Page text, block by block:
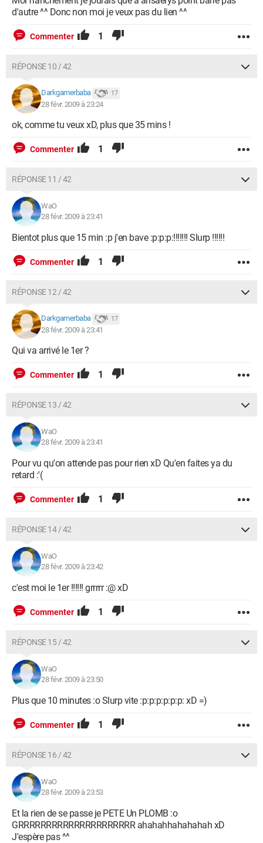
d'autre ^^ Donc non moi je veux pas du lien ^^
Commenter 1
RÉPONSE 10 / 42
Darkgamerbaba 17
28 févr. 2009 à 23:24
ok, comme tu veux xD, plus que 35 mins !
Commenter 1
RÉPONSE 11 / 42
WaO
28 févr. 2009 à 23:41
Bientot plus que 15 min :p j'en bave :p:p:p:!!!!!!! Slurp !!!!!!
Commenter 1
RÉPONSE 12 / 42
Darkgamerbaba 17
28 févr. 2009 à 23:41
Qui va arrivé le 1er ?
Commenter 1
RÉPONSE 13 / 42
WaO
28 févr. 2009 à 23:41
Pour vu qu'on attende pas pour rien xD Qu'en faites ya du
retard :'(
Commenter 1
RÉPONSE 14 / 42
WaO
28 févr. 2009 à 23:42
c'est moi le 1er !!!!!! grrrrr :@ xD
Commenter 1
RÉPONSE 15 / 42
WaO
28 févr. 2009 à 23:50
Plus que 10 minutes :o Slurp vite :p:p:p:p:p:p: xD =)
Commenter 1
RÉPONSE 16 / 42
WaO
28 févr. 2009 à 23:53
Et la rien de se passe je PETE Un PLOMB :o
GRRRRRRRRRRRRRRRRRRRRR ahahahhahahahah xD
J'espère pas ^^